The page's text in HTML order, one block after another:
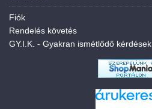
Fiók
Rendelés követés
GY.I.K. - Gyakran ismétlődő kérdések